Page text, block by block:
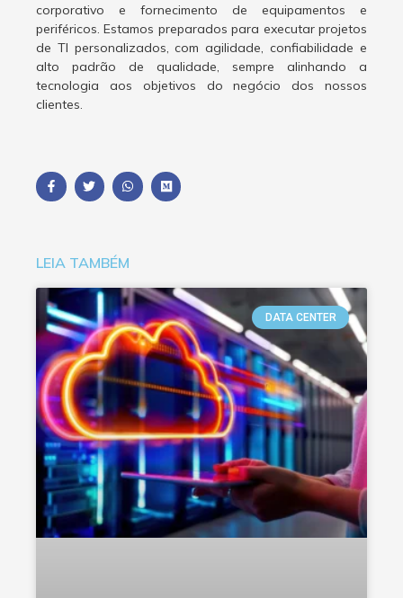
corporativo e fornecimento de equipamentos e
periféricos. Estamos preparados para executar projetos
de TI personalizados, com agilidade, confiabilidade e
alto padrão de qualidade, sempre alinhando a
tecnologia aos objetivos do negócio dos nossos
clientes.
LEIA TAMBÉM
DATA CENTER